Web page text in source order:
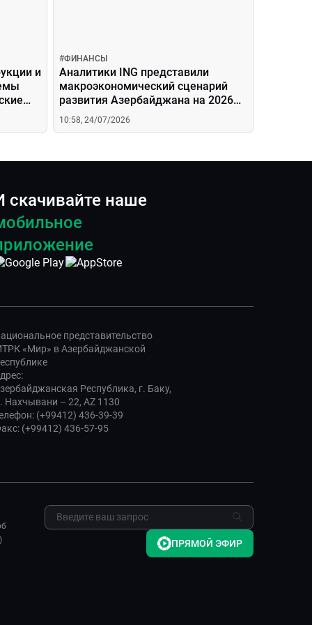
и
#ФИНАНСЫ
Аналитики ING представили
макроэкономический сценарий
развития Азербайджана на 2026
год
10:58, 24/07/2026
скачивайте наше
представительство
«Мир» в Азербайджанской
Республика, г. Баку,
Нахчывани – 22, AZ 1130
(+99412) 436-39-39
(+99412) 436-57-95
ПРЯМОЙ ЭФИР